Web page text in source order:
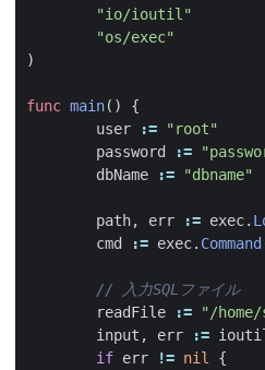
"io/ioutil"
"os/exec"
)
func main()
{
user
:=
"root"
password
:=
dbName
:= "dbname"
path, err := exec.
cmd
:= exec. Command
// 入力SQLファイル
readFile
:=
"/
input , err :=
if err != nil
{